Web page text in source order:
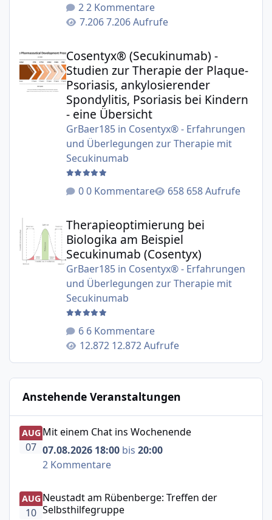
2 Kommentare
7.206 Aufrufe
Cosentyx® (Secukinumab) -
Studien zur Therapie der Plaque-
Psoriasis, ankylosierender
Spondylitis, Psoriasis bei Kindern
- eine Übersicht
GrBaer185in Cosentyx® - Erfahrungen
und Überlegungen zur Therapie mit
Secukinumab
0 Kommentare
658 Aufrufe
Therapieoptimierung bei Biologika am Beispiel
Therapieoptimierung bei
Biologika am Beispiel
Secukinumab (Cosentyx)
GrBaer185in Cosentyx® - Erfahrungen
und Überlegungen zur Therapie mit
Secukinumab
6 Kommentare
12.872 Aufrufe
Anstehende Veranstaltungen
Mit einem Chat ins Wochenende
AUG
07
Mit einem Chat ins Wochenende
07.08.2026 18:00 bis 20:00
2 Kommentare
Neustadt am Rübenberge: Treffen der Selbsthilfegruppe
AUG
10
Neustadt am Rübenberge: Treffen der
Selbsthilfegruppe